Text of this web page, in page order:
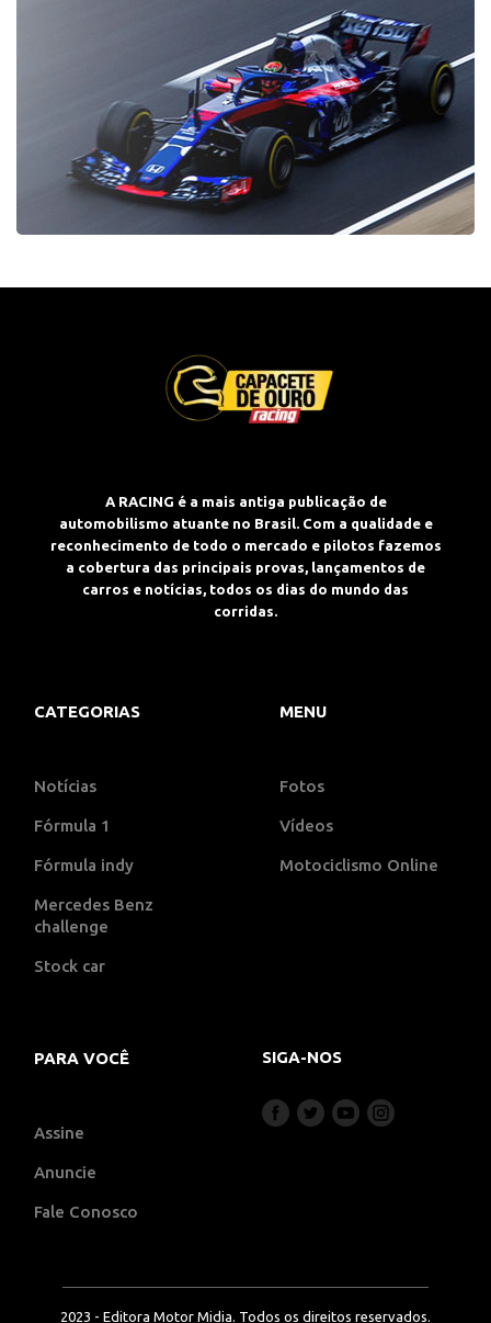
A RACING é a mais antiga publicação de
automobilismo atuante no Brasil. Com a qualidade e
reconhecimento de todo o mercado e pilotos fazemos
a cobertura das principais provas, lançamentos de
carros e notícias, todos os dias do mundo das
corridas.
CATEGORIAS
Notícias
Fórmula 1
Fórmula indy
Mercedes Benz
challenge
Stock car
MENU
Fotos
Vídeos
Motociclismo Online
PARA VOCÊ
Assine
Anuncie
Fale Conosco
SIGA-NOS
2023 - Editora Motor Midia. Todos os direitos reservados.